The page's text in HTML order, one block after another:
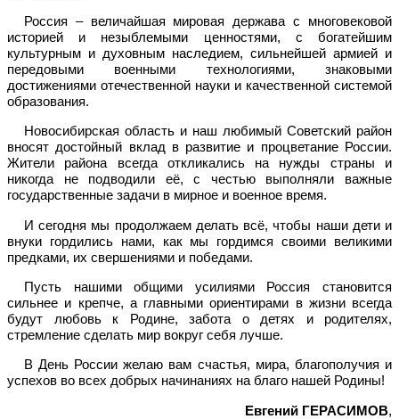
Россия – величайшая мировая держава с многовековой
историей и незыблемыми ценностями, с богатейшим
культурным и духовным наследием, сильнейшей армией и
передовыми военными технологиями, знаковыми
достижениями отечественной науки и качественной системой
образования.
Новосибирская область и наш любимый Советский район
вносят достойный вклад в развитие и процветание России.
Жители района всегда откликались на нужды страны и
никогда не подводили её, с честью выполняли важные
государственные задачи в мирное и военное время.
И сегодня мы продолжаем делать всё, чтобы наши дети и
внуки гордились нами, как мы гордимся своими великими
предками, их свершениями и победами.
Пусть нашими общими усилиями Россия становится
сильнее и крепче, а главными ориентирами в жизни всегда
будут любовь к Родине, забота о детях и родителях,
стремление сделать мир вокруг себя лучше.
В День России желаю вам счастья, мира, благополучия и
успехов во всех добрых начинаниях на благо нашей Родины!
Евгений ГЕРАСИМОВ,